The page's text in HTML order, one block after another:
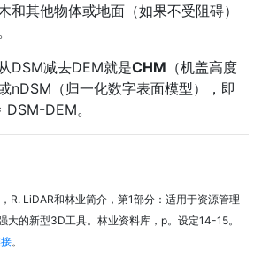
和其他物体或地面（如果不受阻碍）
DSM减去DEM就是CHM （机盖高度
nDSM（归一化数字表面模型），即
DEM。
R. LiDAR和林业简介，第1部分：适用于资源管理
大的新型3D工具。林业资料库，p。设定14-15。
。